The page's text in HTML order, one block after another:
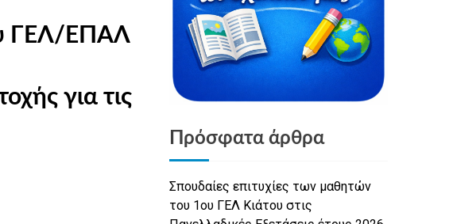
ΓΕΛ/ΕΠΑΛ
Πρόσφατα άρθρα
Σπουδαίες επιτυχίες των μαθητών
του 1ου ΓΕΛ Κιάτου στις